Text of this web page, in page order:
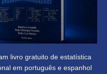
livro gratuito de estatística
em português e espanhol